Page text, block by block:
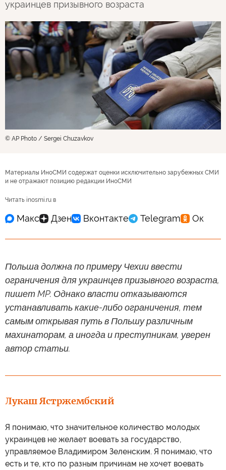
украинцев призывного возраста
© AP Photo / Sergei Chuzavkov
Материалы ИноСМИ содержат оценки исключительно зарубежных СМИ
и не отражают позицию редакции ИноСМИ
Читать inosmi.ru в
Польша должна по примеру Чехии ввести
ограничения для украинцев призывного возраста,
пишет MP. Однако власти отказываются
устанавливать какие-либо ограничения, тем
самым открывая путь в Польшу различным
махинаторам, а иногда и преступникам, уверен
автор статьи.
Лукаш Ястржембский
Я понимаю, что значительное количество молодых
украинцев не желает воевать за государство,
управляемое Владимиром Зеленским. Я понимаю, что
есть и те, кто по разным причинам не хочет воевать